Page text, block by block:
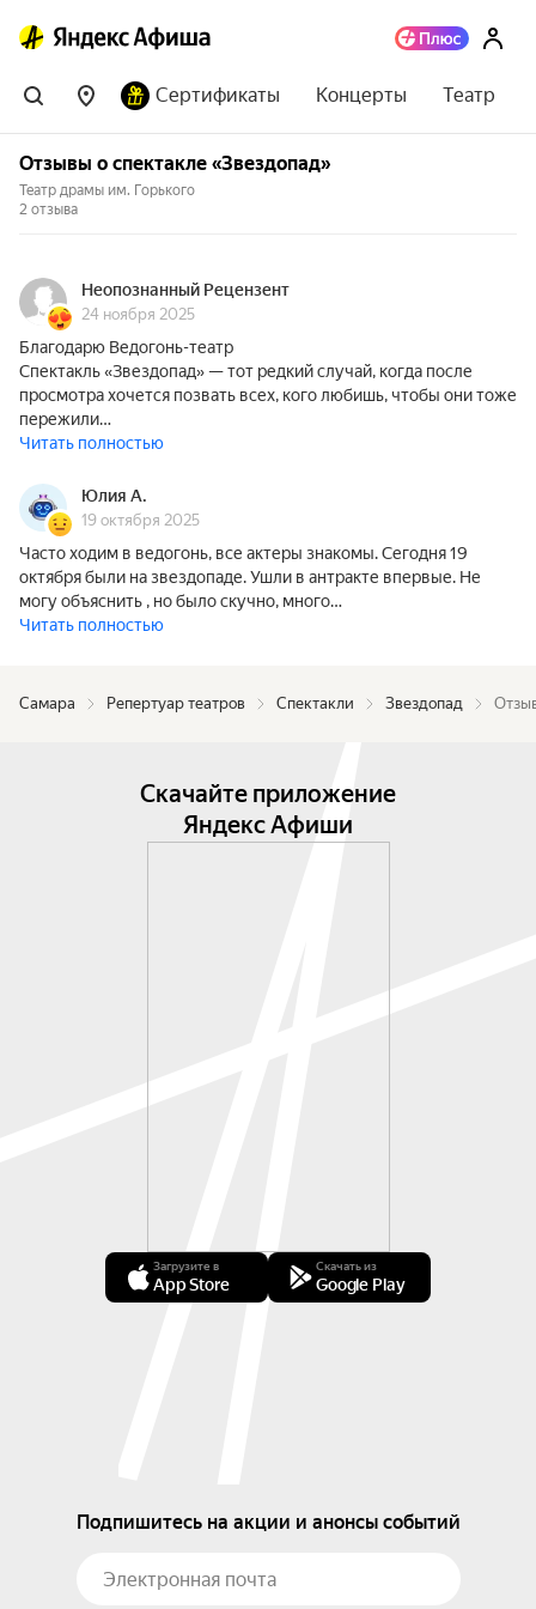
Сертификаты Концерты Театр
Отзывы о спектакле «Звездопад»
Театр драмы им. Горького
2 отзыва
Неопознанный Рецензент
24 ноября 2025
Благодарю Ведогонь-театр
Спектакль «Звездопад» — тот редкий случай, когда после
просмотра хочется позвать всех, кого любишь, чтобы они тоже
пережили…
Читать полностью
Юлия А.
19 октября 2025
Часто ходим в ведогонь, все актеры знакомы. Сегодня 19
октября были на звездопаде. Ушли в антракте впервые. Не
могу объяснить , но было скучно, много…
Читать полностью
Самара Репертуар театров Спектакли Звездопад
Скачайте приложение
Яндекс Афиши
Загрузите в
App Store
Скачать из
Google Play
Подпишитесь на акции и анонсы событий